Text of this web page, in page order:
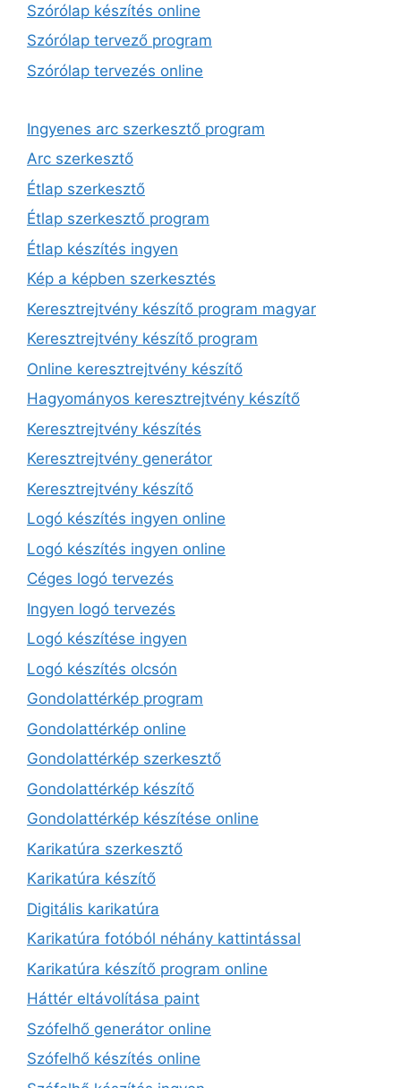
Szórólap készítés online
Szórólap tervező program
Szórólap tervezés online
Ingyenes arc szerkesztő program
Arc szerkesztő
Étlap szerkesztő
Étlap szerkesztő program
Étlap készítés ingyen
Kép a képben szerkesztés
Keresztrejtvény készítő program magyar
Keresztrejtvény készítő program
Online keresztrejtvény készítő
Hagyományos keresztrejtvény készítő
Keresztrejtvény készítés
Keresztrejtvény generátor
Keresztrejtvény készítő
Logó készítés ingyen online
Logó készítés ingyen online
Céges logó tervezés
Ingyen logó tervezés
Logó készítése ingyen
Logó készítés olcsón
Gondolattérkép program
Gondolattérkép online
Gondolattérkép szerkesztő
Gondolattérkép készítő
Gondolattérkép készítése online
Karikatúra szerkesztő
Karikatúra készítő
Digitális karikatúra
Karikatúra fotóból néhány kattintással
Karikatúra készítő program online
Háttér eltávolítása paint
Szófelhő generátor online
Szófelhő készítés online